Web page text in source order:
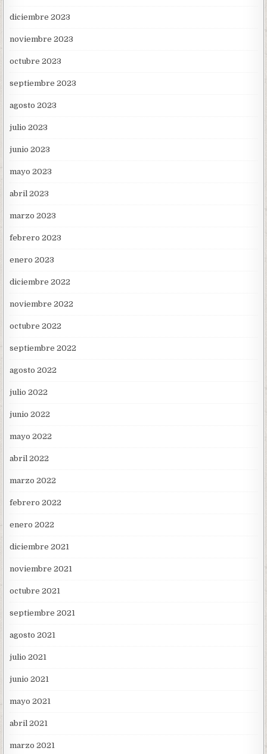
diciembre 2023
noviembre 2023
octubre 2023
septiembre 2023
agosto 2023
julio 2023
junio 2023
mayo 2023
abril 2023
marzo 2023
febrero 2023
enero 2023
diciembre 2022
noviembre 2022
octubre 2022
septiembre 2022
agosto 2022
julio 2022
junio 2022
mayo 2022
abril 2022
marzo 2022
febrero 2022
enero 2022
diciembre 2021
noviembre 2021
octubre 2021
septiembre 2021
agosto 2021
julio 2021
junio 2021
mayo 2021
abril 2021
marzo 2021